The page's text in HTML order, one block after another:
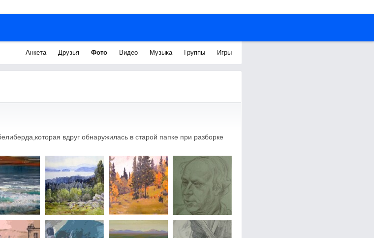
Анкета Друзья Фото Видео Музыка Группы Игры
вдруг обнаружилась в старой папке при разборке